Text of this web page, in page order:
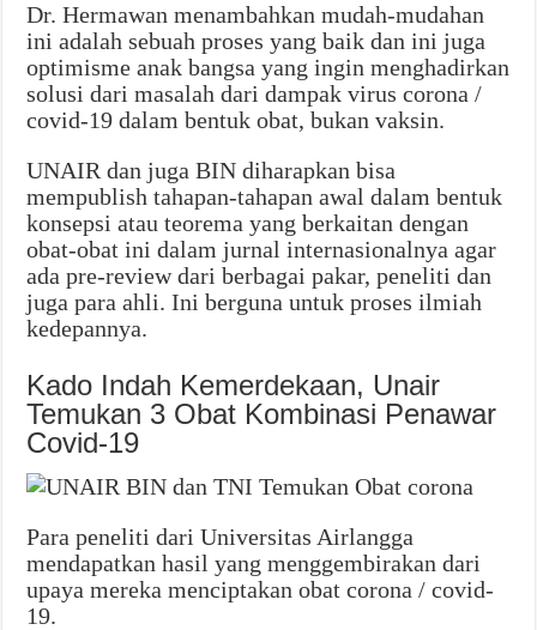
Dr. Hermawan menambahkan mudah-mudahan
ini adalah sebuah proses yang baik dan ini juga
optimisme anak bangsa yang ingin menghadirkan
solusi dari masalah dari dampak virus corona /
covid-19 dalam bentuk obat, bukan vaksin.
UNAIR dan juga BIN diharapkan bisa
mempublish tahapan-tahapan awal dalam bentuk
konsepsi atau teorema yang berkaitan dengan
obat-obat ini dalam jurnal internasionalnya agar
ada pre-review dari berbagai pakar, peneliti dan
juga para ahli. Ini berguna untuk proses ilmiah
kedepannya.
Kado Indah Kemerdekaan, Unair
Temukan 3 Obat Kombinasi Penawar
Covid-19
Para peneliti dari Universitas Airlangga
mendapatkan hasil yang menggembirakan dari
upaya mereka menciptakan obat corona / covid-
19.